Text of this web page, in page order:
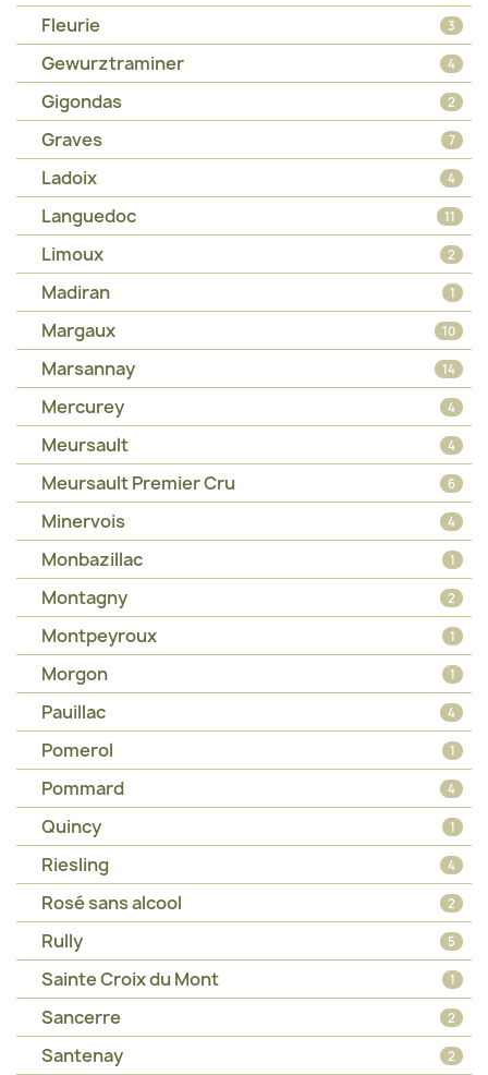
Fleurie 3
Gewurztraminer 4
Gigondas 2
Graves 7
Ladoix 4
Languedoc 11
Limoux 2
Madiran 1
Margaux 10
Marsannay 14
Mercurey 4
Meursault 4
Meursault Premier Cru 6
Minervois 4
Monbazillac 1
Montagny 2
Montpeyroux 1
Morgon 1
Pauillac 4
Pomerol 1
Pommard 4
Quincy 1
Riesling 4
Rosé sans alcool 2
Rully 5
Sainte Croix du Mont 1
Sancerre 2
Santenay 2